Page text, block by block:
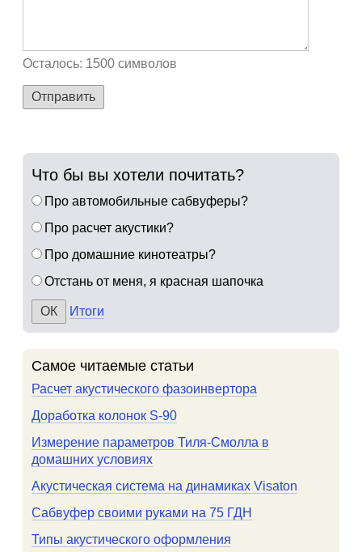
Осталось: 1500 символов
Отправить
Что бы вы хотели почитать?
Про автомобильные сабвуферы?
Про расчет акустики?
Про домашние кинотеатры?
Отстань от меня, я красная шапочка
Итоги
Самое читаемые статьи
Расчет акустического фазоинвертора
Доработка колонок S-90
Измерение параметров Тиля-Смолла в
домашних условиях
Акустическая система на динамиках Visaton
Сабвуфер своими руками на 75 ГДН
Типы акустического оформления